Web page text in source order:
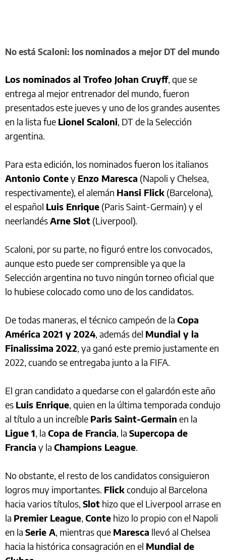
No está Scaloni: los nominados a mejor DT del mundo
Los nominados al Trofeo Johan Cruyff, que se
entrega al mejor entrenador del mundo, fueron
presentados este jueves y uno de los grandes ausentes
en la lista fue Lionel Scaloni, DT de la Selección
argentina.
Para esta edición, los nominados fueron los italianos
Antonio Contey Enzo Maresca (Napoli y Chelsea,
respectivamente), el alemán Hansi Flick (Barcelona),
el español Luis Enrique (Paris Saint-Germain) y el
neerlandésArne Slot (Liverpool).
Scaloni, por su parte, no figuró entre los convocados,
aunque esto puede ser comprensible ya que la
Selección argentina no tuvo ningún torneo oficial que
lo hubiese colocado como uno de los candidatos.
De todas maneras, el técnico campeón de la Copa
América 2021 y 2024, además del Mundial y la
Finalissima 2022, ya ganó este premio justamente en
2022, cuando se entregaba junto a la FIFA.
El gran candidato a quedarse con el galardón este año
es Luis Enrique, quien en la última temporada condujo
al título a un increíble Paris Saint-Germain en la
Ligue 1, la Copa de Francia, la Supercopa de
Francia y la Champions League.
No obstante, el resto de los candidatos consiguieron
logros muy importantes. Flickcondujo al Barcelona
hacia varios títulos, Slot hizo que el Liverpool arrase en
la Premier League, Conte hizo lo propio con el Napoli
en la Serie A, mientras que Maresca llevó al Chelsea
hacia la histórica consagración en el Mundial de